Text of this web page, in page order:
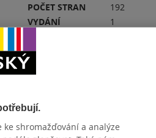
POČET STRAN
192
VYDÁNÍ
1
shromažďování a analýze